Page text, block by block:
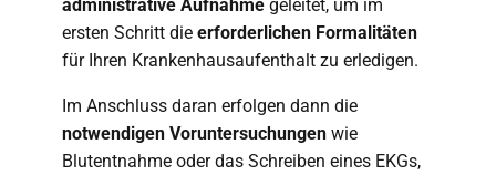
administrative Aufnahme geleitet, um im
ersten Schritt die erforderlichen Formalitäten
für Ihren Krankenhausaufenthalt zu erledigen.
Im Anschluss daran erfolgen dann die
notwendigen Voruntersuchungen wie
Blutentnahme oder das Schreiben eines EKGs,